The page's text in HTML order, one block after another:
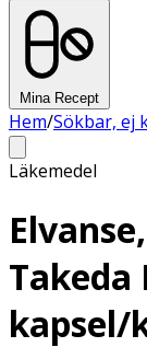
Mina Recept
Hem/Sökbar, ej
Läkemedel
Takeda
kapsel/